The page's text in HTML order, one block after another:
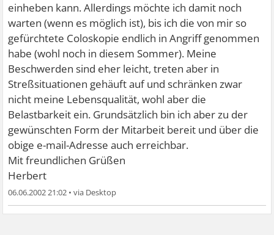
einheben kann. Allerdings möchte ich damit noch
warten (wenn es möglich ist), bis ich die von mir so
gefürchtete Coloskopie endlich in Angriff genommen
habe (wohl noch in diesem Sommer). Meine
Beschwerden sind eher leicht, treten aber in
Streßsituationen gehäuft auf und schränken zwar
nicht meine Lebensqualität, wohl aber die
Belastbarkeit ein. Grundsätzlich bin ich aber zu der
gewünschten Form der Mitarbeit bereit und über die
obige e-mail-Adresse auch erreichbar.
Mit freundlichen Grüßen
Herbert
06.06.2002 21:02 •